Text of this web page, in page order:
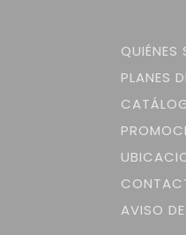
QUIÉNES
PLANES
AVISO